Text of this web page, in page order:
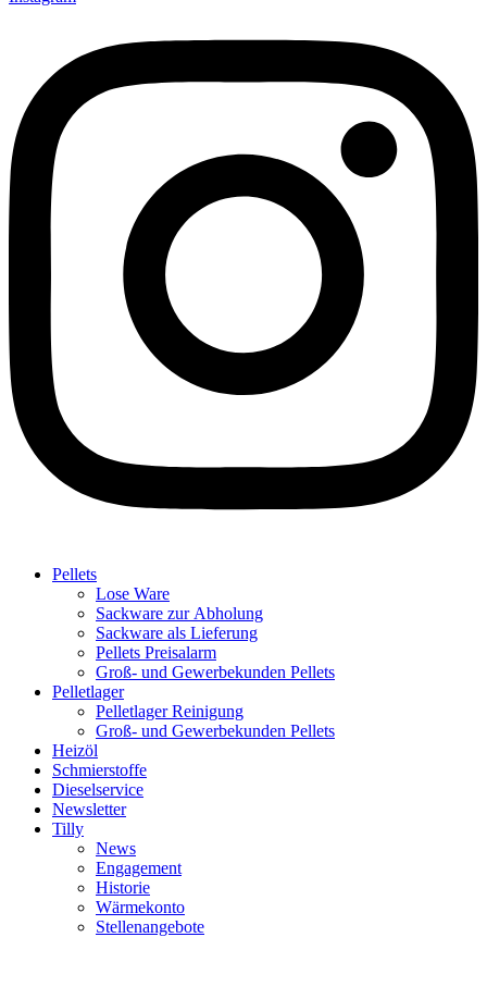
Pellets
Lose Ware
Sackware zur Abholung
Sackware als Lieferung
Pellets Preisalarm
Groß- und Gewerbekunden Pellets
Pelletlager
Pelletlager Reinigung
Groß- und Gewerbekunden Pellets
Heizöl
Schmierstoffe
Dieselservice
Newsletter
Tilly
News
Engagement
Historie
Wärmekonto
Stellenangebote